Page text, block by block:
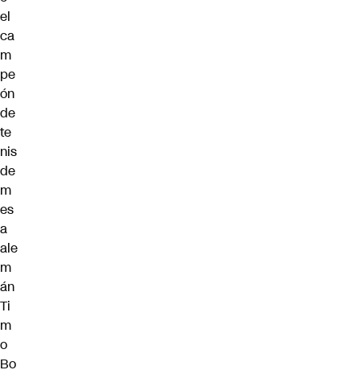
el
ca
m
pe
ón
de
te
nis
de
m
es
a
ale
m
án
Ti
m
o
Bo